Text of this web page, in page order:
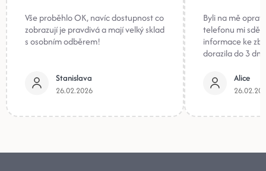
Vše proběhlo OK, navíc dostupnost co
zobrazují je pravdivá a mají velký sklad
s osobním odběrem!
Stanislava
26.02.2026
Byli na mě
telefonu mi
informace ke
dorazila do 3
Alice